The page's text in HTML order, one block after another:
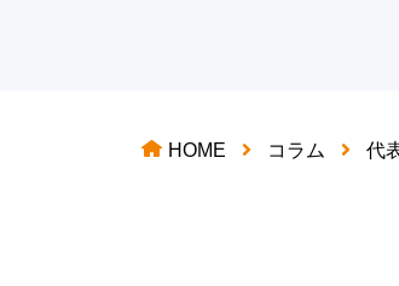
HOME コラム 代